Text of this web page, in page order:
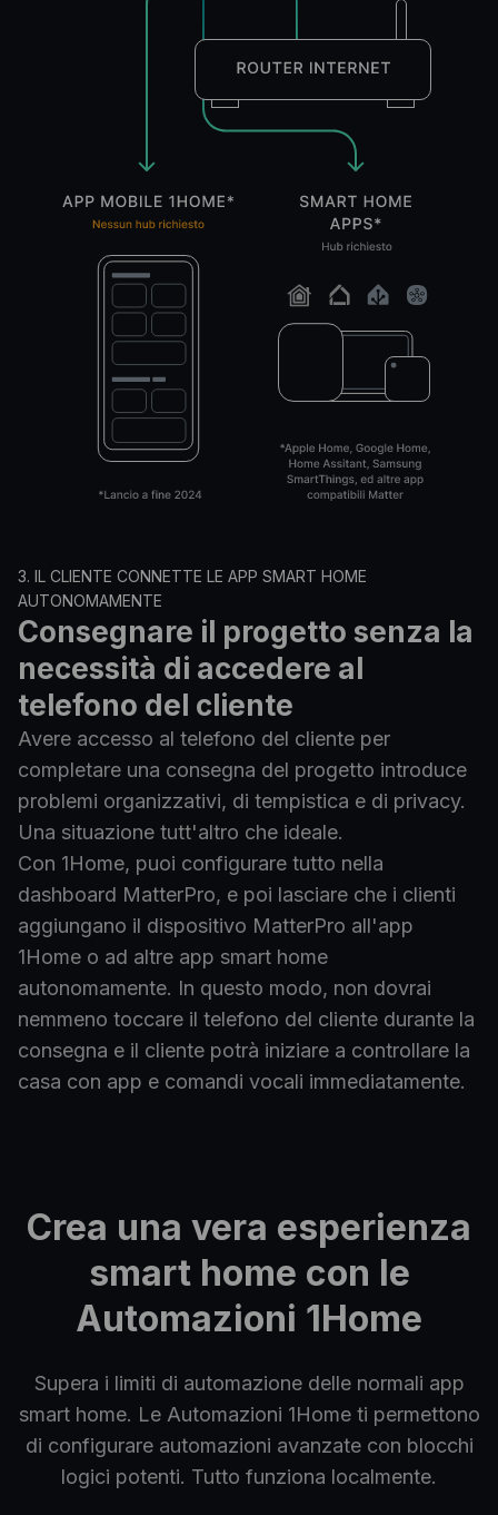
3. IL CLIENTE CONNETTE LE APP SMART HOME
AUTONOMAMENTE
Consegnare il progetto senza la
necessità di accedere al
telefono del cliente
Avere accesso al telefono del cliente per
completare una consegna del progetto introduce
problemi organizzativi, di tempistica e di privacy.
Una situazione tutt'altro che ideale.
Con 1Home, puoi configurare tutto nella
dashboard MatterPro, e poi lasciare che i clienti
aggiungano il dispositivo MatterPro all'app
1Home o ad altre app smart home
autonomamente. In questo modo, non dovrai
nemmeno toccare il telefono del cliente durante la
consegna e il cliente potrà iniziare a controllare la
casa con app e comandi vocali immediatamente.
Crea una vera esperienza
smart home con le
Automazioni 1Home
Supera i limiti di automazione delle normali app
smart home. Le Automazioni 1Home ti permettono
di configurare automazioni avanzate con blocchi
logici potenti. Tutto funziona localmente.